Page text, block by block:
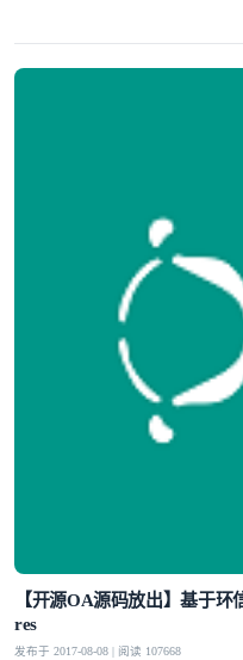
【开源OA源码放出】基于
res
发布于 2017-08-08 | 阅读 107668